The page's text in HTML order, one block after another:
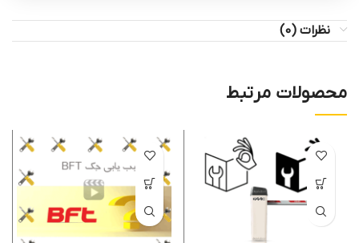
نظرات (0)
محصولات مرتبط